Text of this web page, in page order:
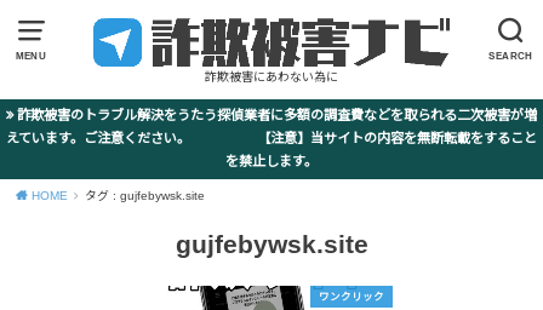
MENU SEARCH
詐欺被害にあわない為に
詐欺被害のトラブル解決をうたう探偵業者に多額の調査費などを取られる二次被害が増
えています。ご注意ください。 【注意】当サイトの内容を無断転載をすること
を禁止します。
HOME タグ : gujfebywsk.site
gujfebywsk.site
ワンクリック